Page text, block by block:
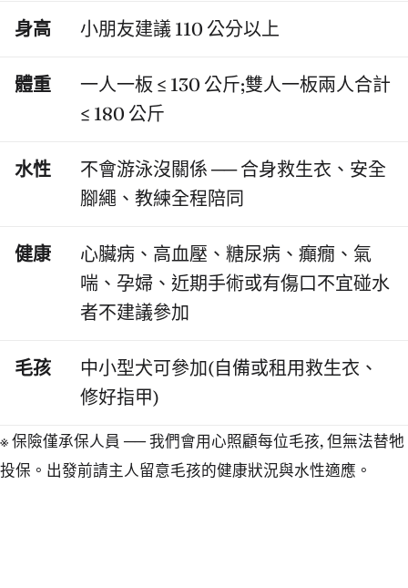
身高 小朋友建議 110 公分以上
體重
一人一板 ≤ 130 公斤;雙人一板兩人合計
≤ 180 公斤
水性
不會游泳沒關係 ── 合身救生衣、安全
腳繩、教練全程陪同
健康
心臟病、高血壓、糖尿病、癲癇、氣
喘、孕婦、近期手術或有傷口不宜碰水
者不建議參加
毛孩
中小型犬可參加(自備或租用救生衣、
修好指甲)
※ 保險僅承保人員 ── 我們會用心照顧每位毛孩, 但無法替牠
投保。出發前請主人留意毛孩的健康狀況與水性適應。